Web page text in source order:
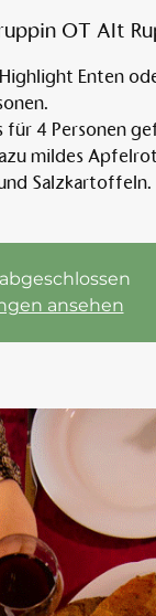
OT Alt
Enten
für 4 Personen
mildes
Salzkartoffeln.
ansehen